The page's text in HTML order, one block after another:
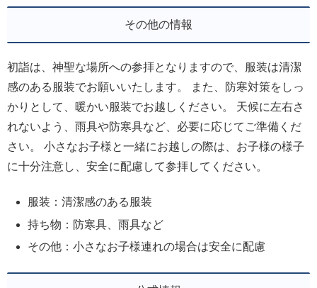
その他の情報
初詣は、神聖な場所への参拝となりますので、服装は清潔
感のある服装でお願いいたします。 また、防寒対策をしっ
かりとして、暖かい服装でお越しください。 天候に左右さ
れないよう、雨具や防寒具など、必要に応じてご準備くだ
さい。 小さなお子様と一緒にお越しの際は、お子様の様子
に十分注意し、安全に配慮して参拝してください。
服装：清潔感のある服装
持ち物：防寒具、雨具など
その他：小さなお子様連れの場合は安全に配慮